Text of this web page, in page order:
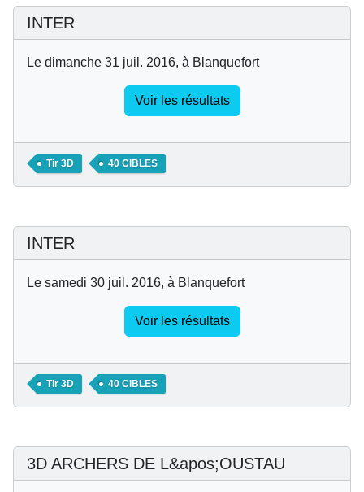
INTER
Le dimanche 31 juil. 2016, à Blanquefort
Voir les résultats
Tir 3D 40 CIBLES
INTER
Le samedi 30 juil. 2016, à Blanquefort
Voir les résultats
Tir 3D 40 CIBLES
3D ARCHERS DE L&apos;OUSTAU